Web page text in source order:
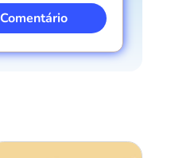
Comentário